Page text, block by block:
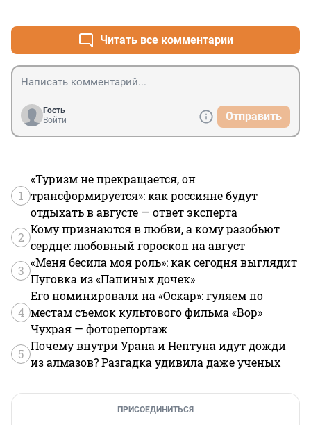
Читать все комментарии
Гость
Войти
Отправить
1
«Туризм не прекращается, он
трансформируется»: как россияне будут
отдыхать в августе — ответ эксперта
2
Кому признаются в любви, а кому разобьют
сердце: любовный гороскоп на август
3
«Меня бесила моя роль»: как сегодня выглядит
Пуговка из «Папиных дочек»
4
Его номинировали на «Оскар»: гуляем по
местам съемок культового фильма «Вор»
Чухрая — фоторепортаж
5
Почему внутри Урана и Нептуна идут дожди
из алмазов? Разгадка удивила даже ученых
ПРИСОЕДИНИТЬСЯ